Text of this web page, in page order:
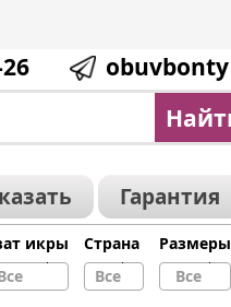
obuvbonty
Гарантия
икры
Страна
Все
Размеры
Все